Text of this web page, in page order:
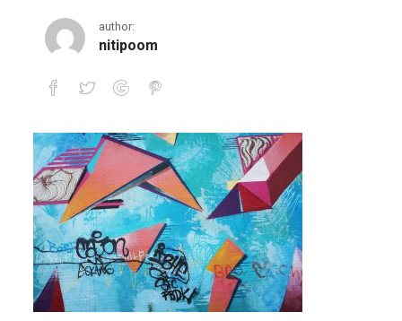
art4-comprezor
author:
nitipoom
art4-comprezor